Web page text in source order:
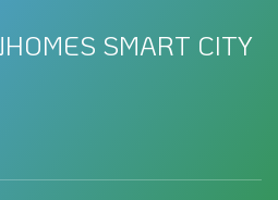
SMART CITY